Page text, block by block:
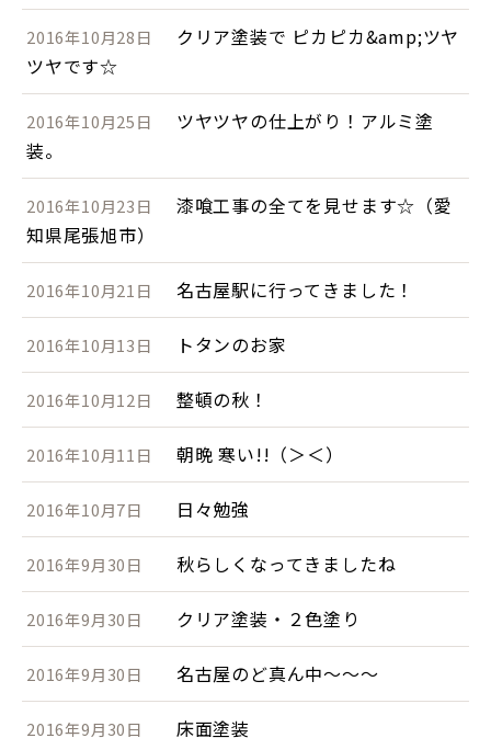
2016年10月28日
クリア塗装で ピカピカ&amp;ツヤ
ツヤです☆
2016年10月25日
ツヤツヤの仕上がり！アルミ塗
装。
2016年10月23日
漆喰工事の全てを見せます☆（愛
知県尾張旭市）
2016年10月21日 名古屋駅に行ってきました！
2016年10月13日 トタンのお家
2016年10月12日 整頓の秋！
2016年10月11日 朝晩 寒い!!（＞＜）
2016年10月7日 日々勉強
2016年9月30日 秋らしくなってきましたね
2016年9月30日 クリア塗装・２色塗り
2016年9月30日 名古屋のど真ん中～～～
2016年9月30日 床面塗装